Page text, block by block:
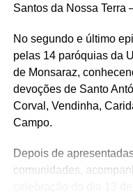
Link no Facebook
Facebook
Santos da Nossa Terra
No segundo e último
pelas 14 paróquias da
de Monsaraz,
devoções de Santo
Corval, Vendinha,
Campo.
Depois de
comunidades,